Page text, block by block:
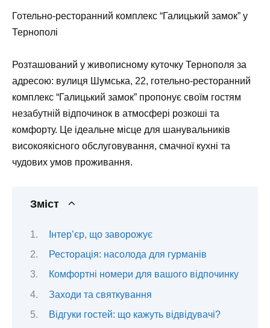
Готельно-ресторанний комплекс “Галицький замок” у
Тернополі
Розташований у живописному куточку Тернополя за
адресою: вулиця Шумська, 22, готельно-ресторанний
комплекс “Галицький замок” пропонує своїм гостям
незабутній відпочинок в атмосфері розкоші та
комфорту. Це ідеальне місце для шанувальників
високоякісного обслуговування, смачної кухні та
чудових умов проживання.
Зміст
Інтер’єр, що заворожує
Ресторація: насолода для гурманів
Комфортні номери для вашого відпочинку
Заходи та святкування
Відгуки гостей: що кажуть відвідувачі?